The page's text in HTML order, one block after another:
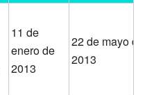
11 de
enero de
2013
22 de mayo de
2013